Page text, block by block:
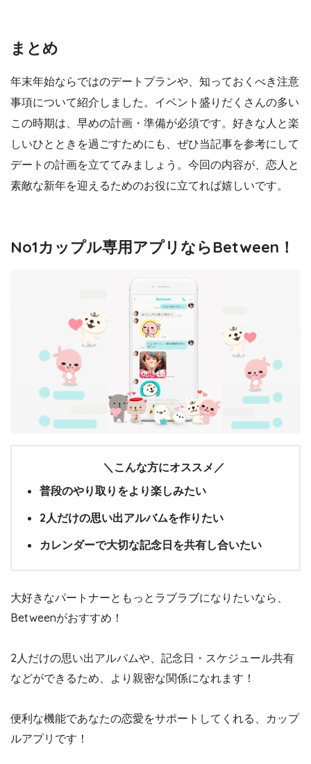
まとめ
年末年始ならではのデートプランや、知っておくべき注意
事項について紹介しました。イベント盛りだくさんの多い
この時期は、早めの計画・準備が必須です。好きな人と楽
しいひとときを過ごすためにも、ぜひ当記事を参考にして
デートの計画を立ててみましょう。今回の内容が、恋人と
素敵な新年を迎えるためのお役に立てれば嬉しいです。
No1カップル専用アプリならBetween！
＼こんな方にオススメ／
普段のやり取りをより楽しみたい
2人だけの思い出アルバムを作りたい
カレンダーで大切な記念日を共有し合いたい
大好きなパートナーともっとラブラブになりたいなら、
Betweenがおすすめ！
2人だけの思い出アルバムや、記念日・スケジュール共有
などができるため、より親密な関係になれます！
便利な機能であなたの恋愛をサポートしてくれる、カップ
ルアプリです！